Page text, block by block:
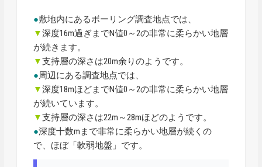
●敷地内にあるボーリング調査地点では、
▼深度16m過ぎまでN値0～2の非常に柔らかい地層
が続きます。
▼支持層の深さは20m余りのようです。
●周辺にある調査地点では、
▼深度18mほどまでN値0～2の非常に柔らかい地層
が続いています。
▼支持層の深さは22m～28mほどのようです。
●深度十数mまで非常に柔らかい地層が続くの
で、ほぼ「軟弱地盤」です。